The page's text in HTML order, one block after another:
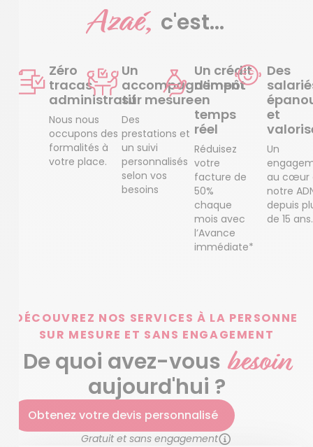
Azaé, c'est...
Zéro
tracas
administratif
Nous nous
occupons des
formalités à
votre place.
Un
accompagnement
sur mesure
Des
prestations et
un suivi
personnalisés
selon vos
besoins
Un crédit
d’impôt
en
temps
réel
Réduisez
votre
facture de
50%
chaque
mois avec
l’Avance
immédiate*
Des
et
Un
au cœur
notre
depuis
de 15 ans.
DÉCOUVREZ NOS SERVICES À LA PERSONNE
SUR MESURE ET SANS ENGAGEMENT
De quoi avez-vous besoin
aujourd'hui ?
Obtenez votre devis personnalisé
Gratuit et sans engagement